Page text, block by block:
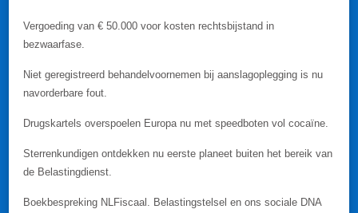
Vergoeding van € 50.000 voor kosten rechtsbijstand in
bezwaarfase.
Niet geregistreerd behandelvoornemen bij aanslagoplegging is nu
navorderbare fout.
Drugskartels overspoelen Europa nu met speedboten vol cocaïne.
Sterrenkundigen ontdekken nu eerste planeet buiten het bereik van
de Belastingdienst.
Boekbespreking NLFiscaal. Belastingstelsel en ons sociale DNA